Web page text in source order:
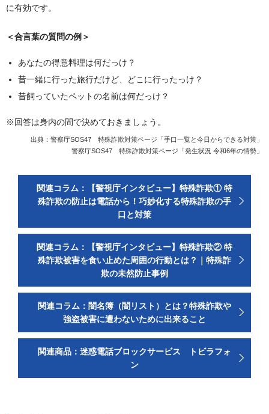
に有効です。
＜合言葉の質問の例＞
あなたの得意料理は何だっけ？
昔一緒に行った旅行だけど、どこに行ったっけ？
昔飼っていたペットの名前は何だっけ？
※回答は身内の間で決めておきましょう。
出典： 警察庁SOS47 特殊詐欺対策ページ「手口一覧と今日からできる対策」
警察庁SOS47 特殊詐欺対策ページ「発生状況 令和6年の情勢」
関連コラム：【警視庁インタビュー】特殊詐欺① 特
殊詐欺の防止は電話から！巧妙化する特殊詐欺の手
口と対策
関連コラム：【警視庁インタビュー】特殊詐欺② 特
殊詐欺被害を食い止めた周囲の行動とは？｜特殊詐
欺の未然防止事例
関連コラム：闇名簿（闇リスト）とは？特殊詐欺や
強盗被害に遭わないために出来ること
関連商品：迷惑電話ブロックサービス トビラフォ
ン